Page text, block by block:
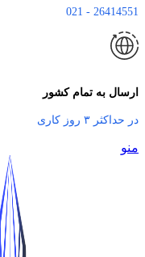
26414551 - 021
ارسال به تمام کشور
در حداکثر ۳ روز کاری
منو